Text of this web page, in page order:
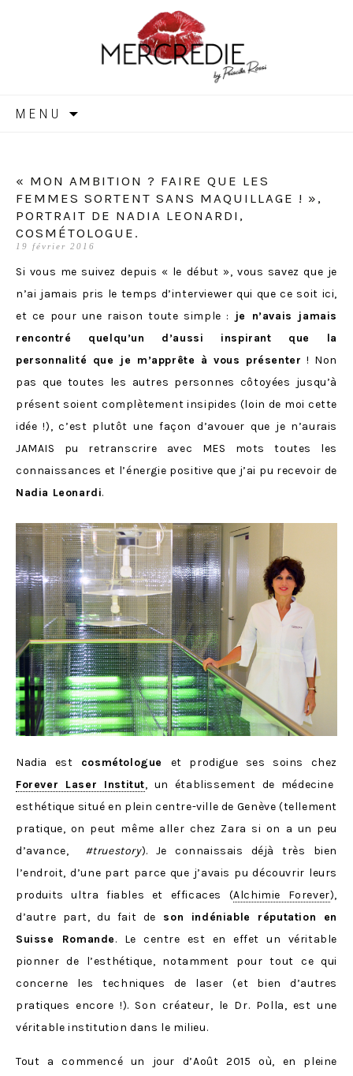
MERCREDIE
MENU
« MON AMBITION ? FAIRE QUE LES
FEMMES SORTENT SANS MAQUILLAGE ! »,
PORTRAIT DE NADIA LEONARDI,
COSMÉTOLOGUE.
19 février 2016
Si vous me suivez depuis « le début », vous savez que je
n’ai jamais pris le temps d’interviewer qui que ce soit ici,
et ce pour une raison toute simple :
je n’avais jamais
rencontré quelqu’un d’aussi inspirant que la
personnalité que je m’apprête à vous présenter ! Non
pas que toutes les autres personnes côtoyées jusqu’à
présent soient complètement insipides (loin de moi cette
idée !), c’est plutôt une façon d’avouer que je n’aurais
JAMAIS pu retranscrire avec MES mots toutes les
connaissances et l’énergie positive que j’ai pu recevoir de
Nadia Leonardi.
Nadia est cosmétologue et prodigue ses soins chez
Forever Laser Institut, un établissement de médecine
esthétique situé en plein centre-ville de Genève (tellement
pratique, on peut même aller chez Zara si on a un peu
d’avance, #truestory). Je connaissais déjà très bien
l’endroit, d’une part parce que j’avais pu découvrir leurs
produits ultra fiables et efficaces (Alchimie Forever),
d’autre part, du fait de son indéniable réputation en
Suisse Romande. Le centre est en effet un véritable
pionner de l’esthétique, notamment pour tout ce qui
concerne les techniques de laser (et bien d’autres
pratiques encore !). Son créateur, le Dr. Polla, est une
véritable institution dans le milieu.
Tout a commencé un jour d’Août 2015 où, en pleine